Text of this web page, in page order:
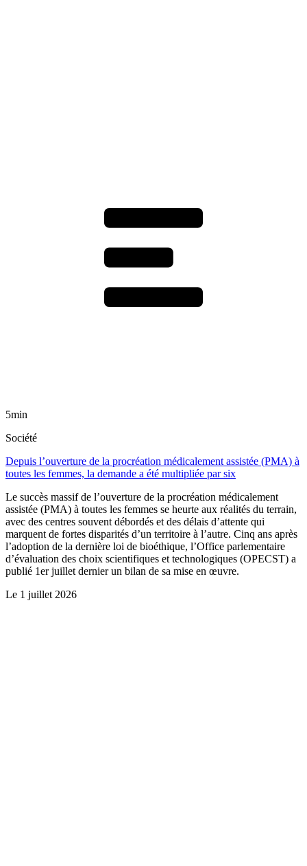
5min
Société
Depuis l’ouverture de la procréation médicalement assistée (PMA) à
toutes les femmes, la demande a été multipliée par six
Le succès massif de l’ouverture de la procréation médicalement
assistée (PMA) à toutes les femmes se heurte aux réalités du terrain,
avec des centres souvent débordés et des délais d’attente qui
marquent de fortes disparités d’un territoire à l’autre. Cinq ans après
l’adoption de la dernière loi de bioéthique, l’Office parlementaire
d’évaluation des choix scientifiques et technologiques (OPECST) a
publié 1er juillet dernier un bilan de sa mise en œuvre.
Le 1 juillet 2026